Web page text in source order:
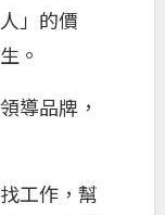
」的價
。
導品牌，
工作，幫